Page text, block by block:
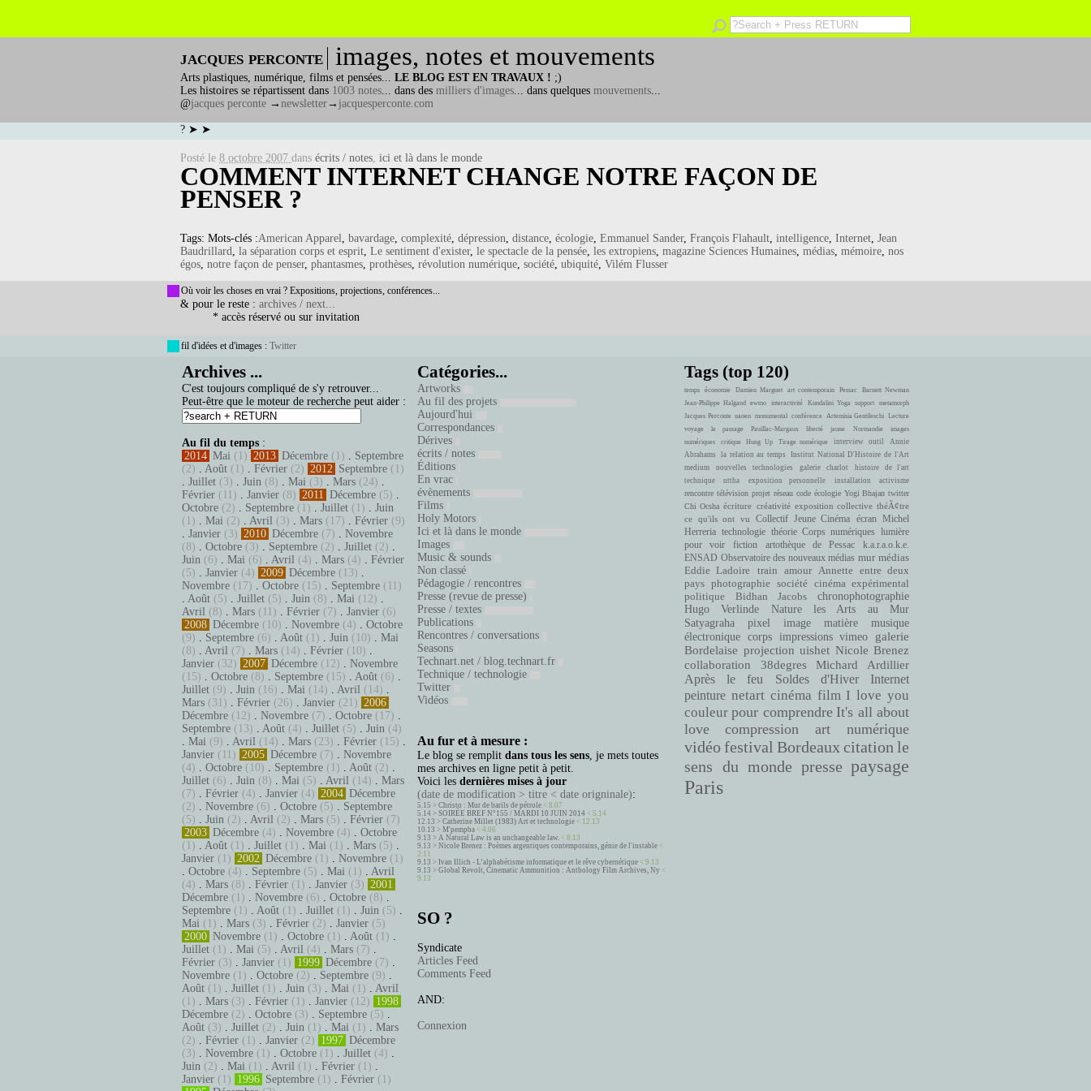
jacques perconte images, notes et mouvements
Arts plastiques, numérique, films et pensées... LE BLOG EST EN TRAVAUX ! ;)
Les histoires se répartissent dans 1003 notes... dans des milliers d'images... dans quelques mouvements...
@jacques perconte → newsletter→ jacquesperconte.com
? ➤ ➤
Posté le 8 octobre 2007 dans écrits / notes, ici et là dans le monde
COMMENT INTERNET CHANGE NOTRE FAÇON DE
PENSER ?
Tags: Mots-clés :American Apparel, bavardage, complexité, dépression, distance, écologie, Emmanuel Sander, François Flahault, intelligence, Internet, Jean
Baudrillard, la séparation corps et esprit, Le sentiment d'exister, le spectacle de la pensée, les extropiens, magazine Sciences Humaines, médias, mémoire, nos
égos, notre façon de penser, phantasmes, prothèses, révolution numérique, société, ubiquité, Vilém Flusser
Où voir les choses en vrai ? Expositions, projections, conférences...
& pour le reste : archives / next...
* accès réservé ou sur invitation
fil d'idées et d'images : Twitter
Archives ...
C'est toujours compliqué de s'y retrouver...
Peut-être que le moteur de recherche peut aider :
Au fil du temps :
2014 Mai (1) 2013 Décembre (1) . Septembre
(2) . Août (1) . Février (2) 2012 Septembre (1)
. Juillet (3) . Juin (8) . Mai (3) . Mars (24) .
Février (11) . Janvier (8) 2011 Décembre (5) .
Octobre (2) . Septembre (1) . Juillet (1) . Juin
(1) . Mai (2) . Avril (3) . Mars (17) . Février (9)
. Janvier (3) 2010 Décembre (7) . Novembre
(8) . Octobre (3) . Septembre (2) . Juillet (2) .
Juin (6) . Mai (6) . Avril (4) . Mars (4) . Février
(5) . Janvier (4) 2009 Décembre (13) .
Novembre (17) . Octobre (15) . Septembre (11)
. Août (5) . Juillet (5) . Juin (8) . Mai (12) .
Avril (8) . Mars (11) . Février (7) . Janvier (6)
2008 Décembre (10) . Novembre (4) . Octobre
(9) . Septembre (6) . Août (1) . Juin (10) . Mai
(8) . Avril (7) . Mars (14) . Février (10) .
Janvier (32) 2007 Décembre (12) . Novembre
(15) . Octobre (8) . Septembre (15) . Août (6) .
Juillet (9) . Juin (16) . Mai (14) . Avril (14) .
Mars (31) . Février (26) . Janvier (21) 2006
Décembre (12) . Novembre (7) . Octobre (17) .
Septembre (13) . Août (4) . Juillet (5) . Juin (4)
. Mai (9) . Avril (14) . Mars (23) . Février (15) .
Janvier (11) 2005 Décembre (7) . Novembre
(4) . Octobre (10) . Septembre (1) . Août (2) .
Juillet (6) . Juin (8) . Mai (5) . Avril (14) . Mars
(7) . Février (4) . Janvier (4) 2004 Décembre
(2) . Novembre (6) . Octobre (5) . Septembre
(5) . Juin (2) . Avril (2) . Mars (5) . Février (7)
2003 Décembre (4) . Novembre (4) . Octobre
(1) . Août (1) . Juillet (1) . Mai (1) . Mars (5) .
Janvier (1) 2002 Décembre (1) . Novembre (1)
. Octobre (4) . Septembre (5) . Mai (1) . Avril
(4) . Mars (8) . Février (1) . Janvier (3) 2001
Décembre (1) . Novembre (6) . Octobre (8) .
Septembre (1) . Août (1) . Juillet (1) . Juin (5) .
Mai (1) . Mars (3) . Février (2) . Janvier (5)
2000 Novembre (1) . Octobre (1) . Août (1) .
Juillet (1) . Mai (5) . Avril (4) . Mars (7) .
Février (3) . Janvier (1) 1999 Décembre (7) .
Novembre (1) . Octobre (2) . Septembre (9) .
Août (1) . Juillet (1) . Juin (3) . Mai (1) . Avril
(1) . Mars (3) . Février (1) . Janvier (12) 1998
Décembre (2) . Octobre (3) . Septembre (5) .
Août (3) . Juillet (2) . Juin (1) . Mai (1) . Mars
(2) . Février (1) . Janvier (2) 1997 Décembre
(3) . Novembre (1) . Octobre (1) . Juillet (4) .
Juin (2) . Mai (1) . Avril (1) . Février (1) .
Janvier (1) 1996 Septembre (1) . Février (1)
Catégories...
Artworks
Au fil des projets
Aujourd'hui
Correspondances
Dérives
écrits / notes
Éditions
En vrac
évènements
Films
Holy Motors
Ici et là dans le monde
Images
Music & sounds
Non classé
Pédagogie / rencontres
Presse (revue de presse)
Presse / textes
Publications
Rencontres / conversations
Seasons
Technart.net / blog.technart.fr
Technique / technologie
Twitter
Vidéos
Au fur et à mesure :
Le blog se remplit dans tous les sens, je mets toutes
mes archives en ligne petit à petit.
Voici les dernières mises à jour
(date de modification > titre < date origninale):
5.15 > Christo : Mur de barils de pétrole < 8.07
5.14 > SOIRÉE BREF N°155 / MARDI 10 JUIN 2014 < 5.14
12.13 > Catherine Millet (1983) Art et technologie < 12.13
10.13 > M'pempba < 4.06
9.13 > A Natural Law is an unchangeable law. < 8.13
9.13 > Nicole Brenez : Poèmes argentiques contemporains, génie de l'instable <
2.11
9.13 > Ivan Illich - L’alphabétisme informatique et le rêve cybernétique < 9.13
9.13 > Global Revolt, Cinematic Ammunition : Anthology Film Archives, Ny <
9.13
SO ?
Syndicate
Articles Feed
Comments Feed
AND:
Connexion
Tags (top 120)
temps économie Damien Marguet art contemporain Pessac
Barnett Newman
Jean-Philippe Halgand
ewmo interactivité Kundalini Yoga support
metamorph
Jacques Perconte uaoen monumental conférence Artemisia Gentileschi Lecture
voyage
le passage Pauillac-Margaux liberté jaune Normandie
images
numériques
critique Hung Up Tirage numérique interview outil
Annie
Abrahams
la relation au temps
Institut National D'Histoire de l'Art
medium
nouvelles technologies galerie charlot
histoire de l'art
technique
uttha exposition personnelle installation activisme
rencontre télévision projet réseau code écologie Yogi Bhajan twitter
Chi Ocsha écriture créativité exposition collective théÃ¢tre
ce qu'ils ont vu
Collectif Jeune Cinéma écran
Michel
Herreria technologie théorie Corps numériques lumière
pour voir fiction artothèque de Pessac
k.a.r.a.o.k.e.
ENSAD Observatoire des nouveaux médias mur médias
Eddie Ladoire
train amour Annette entre deux
pays photographie société cinéma expérimental
politique
Bidhan Jacobs
chronophotographie
Hugo Verlinde
Nature
les Arts au Mur
Satyagraha
pixel image matière
musique
électronique corps impressions vimeo
galerie
Bordelaise projection uishet Nicole Brenez
collaboration
38degres
Michard Ardillier
Après le feu
Soldes d'Hiver
Internet
peinture netart cinéma film I love you
couleur pour comprendre It's all about
love
compression art numérique
vidéo festival Bordeaux citation le
sens du monde presse paysage
Paris